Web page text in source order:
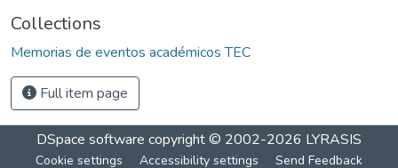
Collections
Memorias de eventos académicos TEC
Full item page
DSpace software copyright © 2002-2026 LYRASIS
Cookie settings Accessibility settings Send Feedback